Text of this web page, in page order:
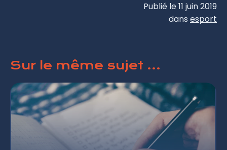
Publié le 11 juin 2019
dans esport
Sur le même sujet ...